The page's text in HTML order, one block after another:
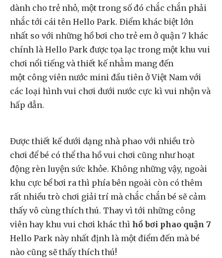
dành cho trẻ nhỏ, một trong số đó chắc chắn phải
nhắc tới cái tên Hello Park. Điểm khác biệt lớn
nhất so với những hồ bơi cho trẻ em ở quận 7 khác
chính là Hello Park được tọa lạc trong một khu vui
chơi nổi tiếng và thiết kế nhằm mang đến
một công viên nước mini đầu tiên ở Việt Nam với
các loại hình vui chơi dưới nước cực kì vui nhộn và
hấp dẫn.
Được thiết kế dưới dạng nhà phao với nhiều trò
chơi để bé có thể tha hồ vui chơi cũng như hoạt
động rèn luyện sức khỏe. Không những vậy, ngoài
khu cực bể bơi ra thì phía bên ngoài còn có thêm
rất nhiều trò chơi giải trí mà chắc chắn bé sẽ cảm
thấy vô cùng thích thú. Thay vì tới những công
viên hay khu vui chơi khác thì hồ bơi phao quận 7
Hello Park này nhất định là một điểm đến mà bé
nào cũng sẽ thấy thích thú!